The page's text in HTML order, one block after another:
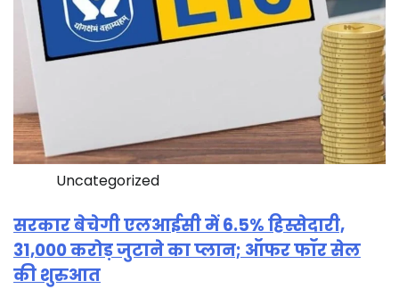
Uncategorized
सरकार बेचेगी एलआईसी में 6.5% हिस्सेदारी,
31,000 करोड़ जुटाने का प्लान; ऑफर फॉर सेल
की शुरुआत